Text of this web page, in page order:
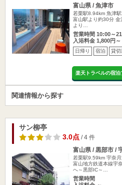
富山県 / 魚津市
若栗駅8.94km 魚津
富山駅より約30分 金
より…
営業時間 10:00～
入浴料金 1,800円～
日帰り 宿泊 貸切
楽天トラベルの宿泊
関連情報から探す
サン柳亭
3.0点/ 4 件
富山県 / 黒部市 /
若栗駅9.59km 宇奈
富山地方鉄道本線宇
へ～黒部IC～…
営業時間